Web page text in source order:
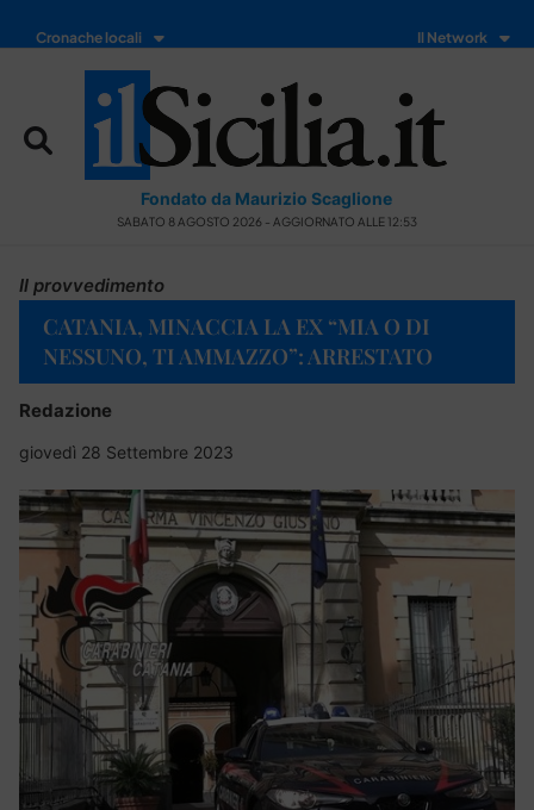
Cronache locali Il Network
Fondato da Maurizio Scaglione
SABATO 8 AGOSTO 2026 - AGGIORNATO ALLE 12:53
Il provvedimento
CATANIA, MINACCIA LA EX “MIA O DI
NESSUNO, TI AMMAZZO”: ARRESTATO
Redazione
giovedì 28 Settembre 2023